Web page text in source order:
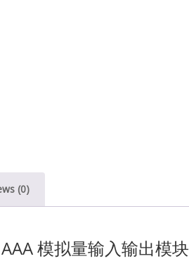
(0)
模拟量输入输出模块